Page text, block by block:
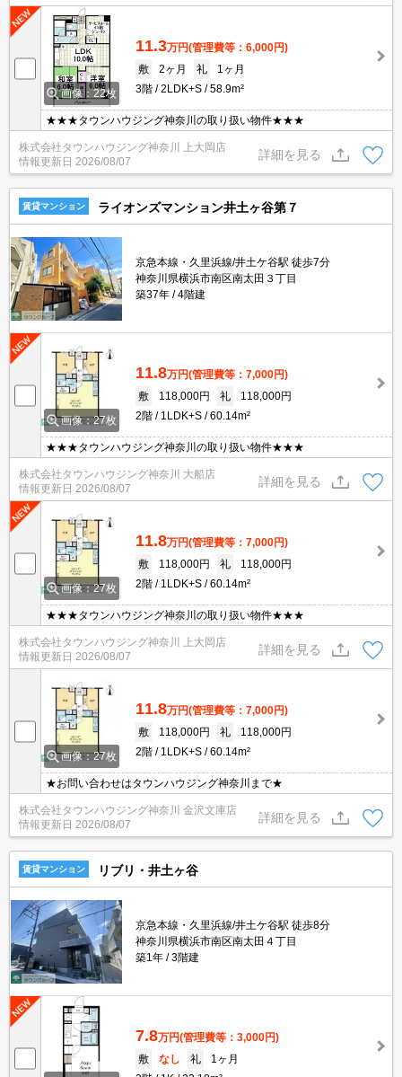
画像：22枚
11.3万円(管理費等：6,000円)
敷
2ヶ月 礼
1ヶ月
3階
2LDK+S 58.9m²
★★★タウンハウジング神奈川の取り扱い物件★★★
株式会社タウンハウジング神奈川 上大岡店
情報更新日 2026/08/07
詳細を見る
賃貸マンション ライオンズマンション井土ヶ谷第７
京急本線・久里浜線/井土ケ谷駅 徒歩7分
神奈川県横浜市南区南太田３丁目
築37年
4階建
画像：27枚
11.8万円(管理費等：7,000円)
敷
118,000円 礼
118,000円
2階
1LDK+S 60.14m²
★★★タウンハウジング神奈川の取り扱い物件★★★
株式会社タウンハウジング神奈川 大船店
情報更新日 2026/08/07
詳細を見る
画像：27枚
11.8万円(管理費等：7,000円)
敷
118,000円 礼
118,000円
2階
1LDK+S 60.14m²
★★★タウンハウジング神奈川の取り扱い物件★★★
株式会社タウンハウジング神奈川 上大岡店
情報更新日 2026/08/07
詳細を見る
画像：27枚
11.8万円(管理費等：7,000円)
敷
118,000円 礼
118,000円
2階
1LDK+S 60.14m²
★お問い合わせはタウンハウジング神奈川まで★
株式会社タウンハウジング神奈川 金沢文庫店
情報更新日 2026/08/07
詳細を見る
賃貸マンション リブリ・井土ヶ谷
京急本線・久里浜線/井土ケ谷駅 徒歩8分
神奈川県横浜市南区南太田４丁目
築1年
3階建
7.8万円(管理費等：3,000円)
敷
なし 礼
1ヶ月